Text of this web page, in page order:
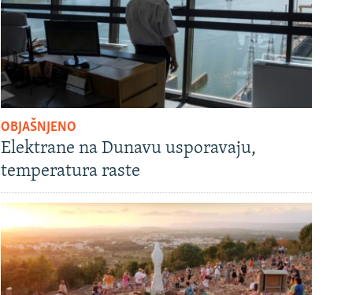
OBJAŠNJENO
Elektrane na Dunavu usporavaju,
temperatura raste